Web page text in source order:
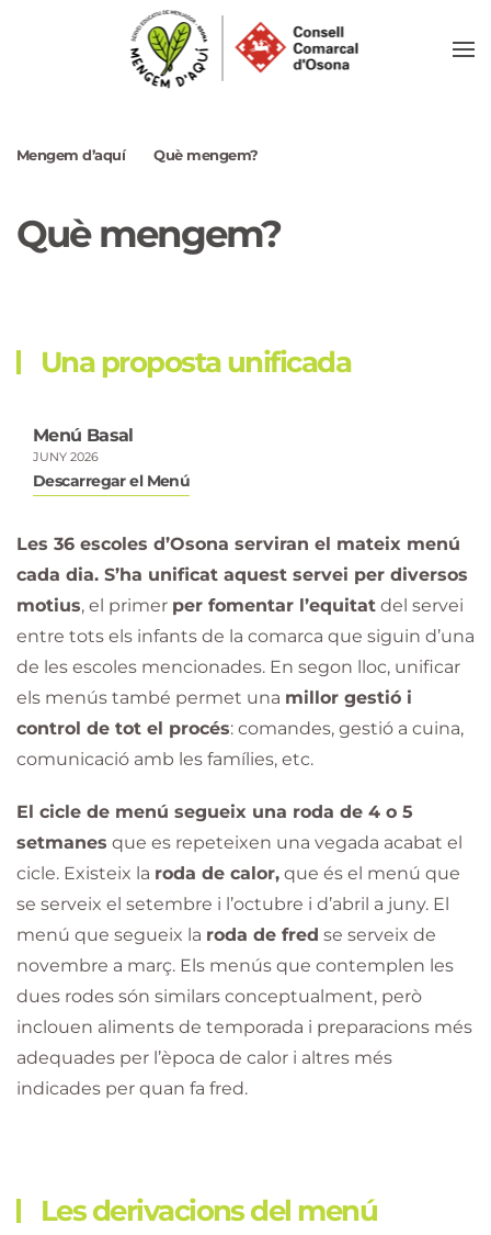
Mengem d’aquí Què mengem?
Què mengem?
Una proposta unificada
Menú Basal
JUNY 2026
Descarregar el Menú
Les 36 escoles d’Osona serviran el mateix menú
cada dia. S’ha unificat aquest servei per diversos
motius, el primer per fomentar l’equitat del servei
entre tots els infants de la comarca que siguin d’una
de les escoles mencionades. En segon lloc, unificar
els menús també permet una millor gestió i
control de tot el procés: comandes, gestió a cuina,
comunicació amb les famílies, etc.
El cicle de menú segueix una roda de 4 o 5
setmanes que es repeteixen una vegada acabat el
cicle. Existeix la roda de calor, que és el menú que
se serveix el setembre i l’octubre i d’abril a juny. El
menú que segueix la roda de fred se serveix de
novembre a març. Els menús que contemplen les
dues rodes són similars conceptualment, però
inclouen aliments de temporada i preparacions més
adequades per l’època de calor i altres més
indicades per quan fa fred.
Les derivacions del menú